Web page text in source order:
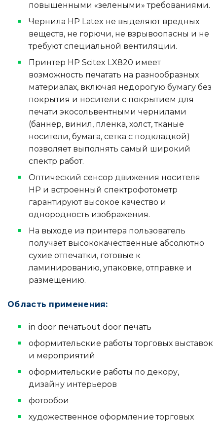
повышенными «зелеными» требованиями.
Чернила HP Latex не выделяют вредных
веществ, не горючи, не взрывоопасны и не
требуют специальной вентиляции.
Принтер HP Scitex LX820 имеет
возможность печатать на разнообразных
материалах, включая недорогую бумагу без
покрытия и носители с покрытием для
печати экосольвентными чернилами
(баннер, винил, пленка, холст, тканые
носители, бумага, сетка с подкладкой)
позволяет выполнять самый широкий
спектр работ.
Оптический сенсор движения носителя
HP и встроенный спектрофотометр
гарантируют высокое качество и
однородность изображения.
На выходе из принтера пользователь
получает высококачественные абсолютно
сухие отпечатки, готовые к
ламинированию, упаковке, отправке и
размещению.
Область применения:
in door печатьout door печать
оформительские работы торговых выставок
и мероприятий
оформительские работы по декору,
дизайну интерьеров
фотообои
художественное оформление торговых